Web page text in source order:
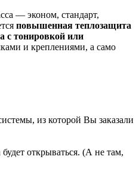
— эконом, стандарт,
повышенная теплозащита
с тонировкой или
и креплениями, а само
из которой Вы заказали
открываться. (А не там,